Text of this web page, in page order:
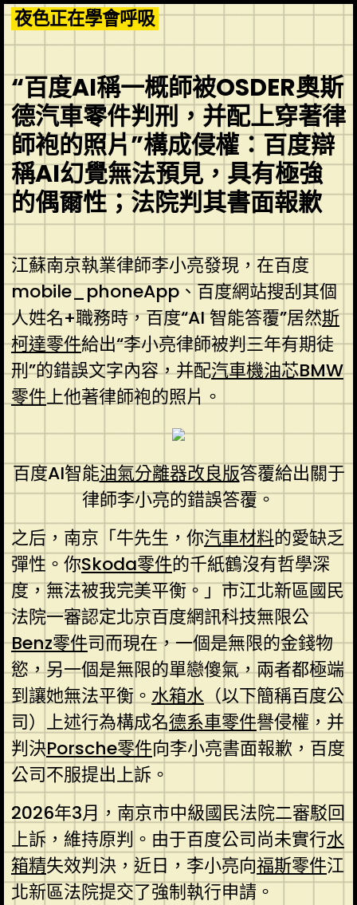
Skip
to
content
夜色正在學會呼吸
“百度AI稱一概師被OSDER奧斯
德汽車零件判刑，并配上穿著律
師袍的照片”構成侵權：百度辯
稱AI幻覺無法預見，具有極強
的偶爾性；法院判其書面報歉
江蘇南京執業律師李小亮發現，在百度
mobile_phoneApp、百度網站搜刮其個
人姓名+職務時，百度“AI 智能答覆”居然斯
柯達零件給出“李小亮律師被判三年有期徒
刑”的錯誤文字內容，并配汽車機油芯BMW
零件上他著律師袍的照片。
百度AI智能油氣分離器改良版答覆給出關于
律師李小亮的錯誤答覆。
之后，南京「牛先生，你汽車材料的愛缺乏
彈性。你Skoda零件的千紙鶴沒有哲學深
度，無法被我完美平衡。」市江北新區國民
法院一審認定北京百度網訊科技無限公
Benz零件司而現在，一個是無限的金錢物
慾，另一個是無限的單戀傻氣，兩者都極端
到讓她無法平衡。水箱水（以下簡稱百度公
司）上述行為構成名德系車零件譽侵權，并
判決Porsche零件向李小亮書面報歉，百度
公司不服提出上訴。
2026年3月，南京市中級國民法院二審駁回
上訴，維持原判。由于百度公司尚未實行水
箱精失效判決，近日，李小亮向福斯零件江
北新區法院提交了強制執行申請。